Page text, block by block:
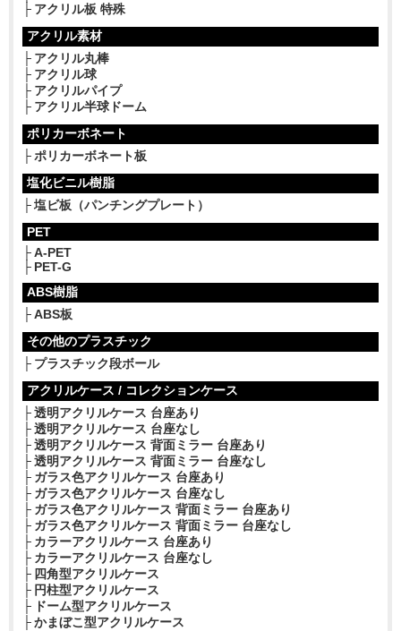
アクリル板 特殊
アクリル素材
アクリル丸棒
アクリル球
アクリルパイプ
アクリル半球ドーム
ポリカーボネート
ポリカーボネート板
塩化ビニル樹脂
塩ビ板（パンチングプレート）
PET
A-PET
PET-G
ABS樹脂
ABS板
その他のプラスチック
プラスチック段ボール
アクリルケース / コレクションケース
透明アクリルケース 台座あり
透明アクリルケース 台座なし
透明アクリルケース 背面ミラー 台座あり
透明アクリルケース 背面ミラー 台座なし
ガラス色アクリルケース 台座あり
ガラス色アクリルケース 台座なし
ガラス色アクリルケース 背面ミラー 台座あり
ガラス色アクリルケース 背面ミラー 台座なし
カラーアクリルケース 台座あり
カラーアクリルケース 台座なし
四角型アクリルケース
円柱型アクリルケース
ドーム型アクリルケース
かまぼこ型アクリルケース